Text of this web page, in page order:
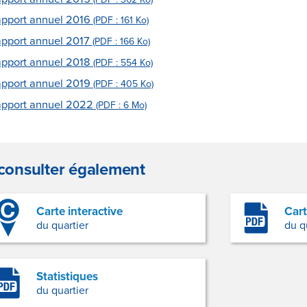
également
Carte interactive
du quartier du
Statistiques
du quartier